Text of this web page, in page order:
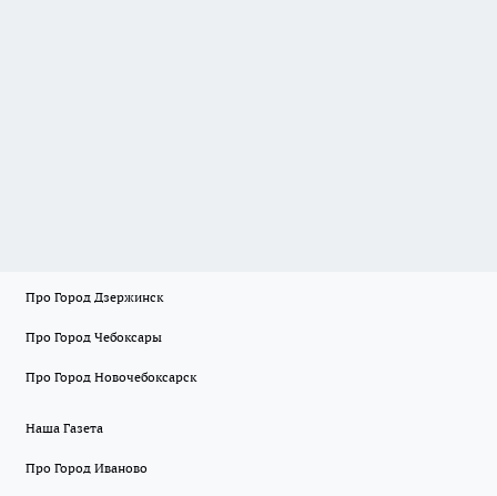
Про Город Дзержинск
Про Город Чебоксары
Про Город Новочебоксарск
Наша Газета
Про Город Иваново